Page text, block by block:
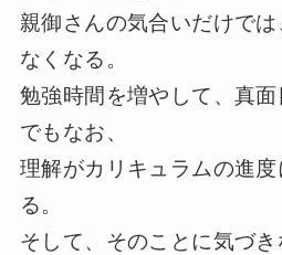
親御さんの気合いだけで
なくなる。
勉強時間を増やして、真
でもなお、
理解がカリキュラムの進
る。
そして、そのことに気づき